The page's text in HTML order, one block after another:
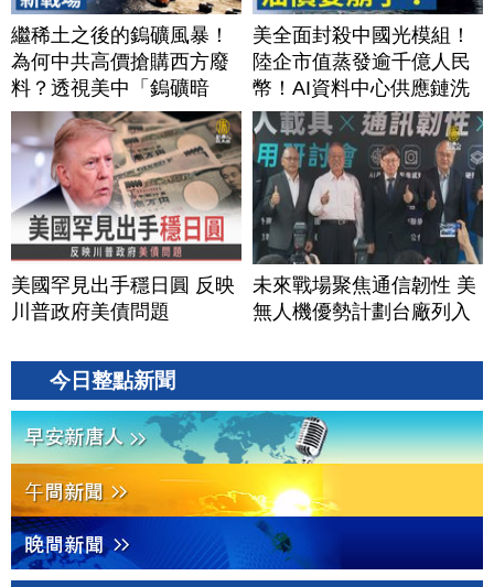
繼稀土之後的鎢礦風暴！
為何中共高價搶購西方廢
料？透視美中「鎢礦暗
戰」背後不為人知的資源
爭奪｜#財經新聞｜
20260804(二)
美全面封殺中國光模組！
陸企市值蒸發逾千億人民
幣！AI資料中心供應鏈洗
牌？台灣喜迎轉單！成關
鍵樞紐？｜#財經新聞
│20260805 (三)
美國罕見出手穩日圓 反映
川普政府美債問題
未來戰場聚焦通信韌性 美
無人機優勢計劃台廠列入
今日整點新聞